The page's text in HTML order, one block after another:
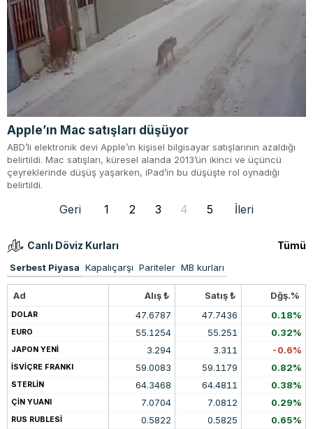
Apple’ın Mac satışları düşüyor
ABD’li elektronik devi Apple’ın kişisel bilgisayar satışlarının azaldığı
belirtildi. Mac satışları, küresel alanda 2013’ün ikinci ve üçüncü
çeyreklerinde düşüş yaşarken, iPad’in bu düşüşte rol oynadığı
belirtildi.
Geri 1 2 3 4 5 İleri
Canlı Döviz Kurları Tümü
Serbest Piyasa Kapalıçarşı Pariteler MB kurları
Ad Alış ₺ Satış ₺ Dğş.%
DOLAR 47.6787 47.7436 0.18%
EURO 55.1254 55.251 0.32%
JAPON YENİ 3.294 3.311 -0.6%
İSVİÇRE FRANKI 59.0083 59.1179 0.82%
STERLİN 64.3468 64.4811 0.38%
ÇİN YUANI 7.0704 7.0812 0.29%
RUS RUBLESİ 0.5822 0.5825 0.65%